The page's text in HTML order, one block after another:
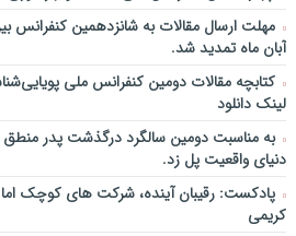
آبان ماه تمدید شد.
کتابچه مقالات دومین کنفرانس ملی
لینک دانلود
به مناسبت دومین سالگرد درگذشت پدر منطق
دنیای واقعیت پل زد.
پادکست: رقیبان آینده، شرکت های کوچک
کریمی